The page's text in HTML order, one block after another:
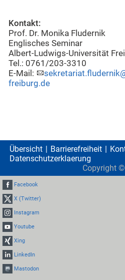
Kontakt:
Prof. Dr. Monika Fludernik
Englisches Seminar
Albert-Ludwigs-Universität
Tel.: 0761/203-3310
E-Mail:
freiburg.de
Übersicht Barrierefreiheit
Datenschutzerklaerung
Copyright ©
Facebook
X (Twitter)
Instagram
Youtube
Xing
LinkedIn
Mastodon